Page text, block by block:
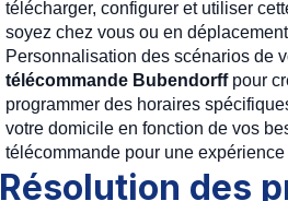
télécharger, configurer et utiliser
soyez chez vous ou en
Personnalisation des scénarios de
télécommande Bubendorffpour
programmer des horaires
votre domicile en fonction de vos
télécommande pour une expérience
Résolution des